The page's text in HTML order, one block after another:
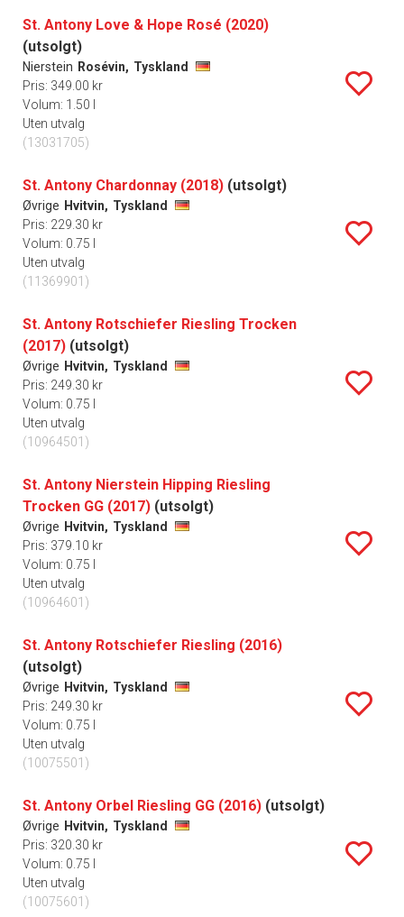
St. Antony Love & Hope Rosé (2020)
(utsolgt)
Nierstein Rosévin, Tyskland
Pris: 349.00 kr
Volum: 1.50 l
Uten utvalg
(13031705)
St. Antony Chardonnay (2018) (utsolgt)
Øvrige Hvitvin, Tyskland
Pris: 229.30 kr
Volum: 0.75 l
Uten utvalg
(11369901)
St. Antony Rotschiefer Riesling Trocken
(2017) (utsolgt)
Øvrige Hvitvin, Tyskland
Pris: 249.30 kr
Volum: 0.75 l
Uten utvalg
(10964501)
St. Antony Nierstein Hipping Riesling
Trocken GG (2017) (utsolgt)
Øvrige Hvitvin, Tyskland
Pris: 379.10 kr
Volum: 0.75 l
Uten utvalg
(10964601)
St. Antony Rotschiefer Riesling (2016)
(utsolgt)
Øvrige Hvitvin, Tyskland
Pris: 249.30 kr
Volum: 0.75 l
Uten utvalg
(10075501)
St. Antony Orbel Riesling GG (2016) (utsolgt)
Øvrige Hvitvin, Tyskland
Pris: 320.30 kr
Volum: 0.75 l
Uten utvalg
(10075601)